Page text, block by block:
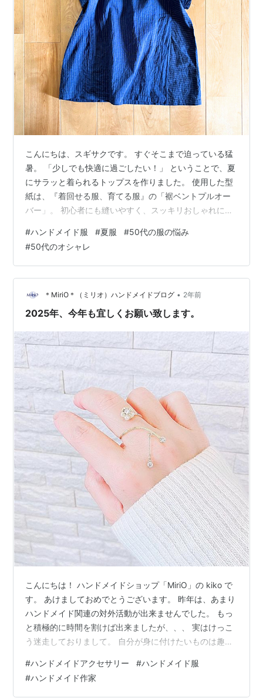
こんにちは、スギサクです。 すぐそこまで迫っている猛
暑。 「少しでも快適に過ごしたい！」 ということで、夏
にサラッと着られるトップスを作りました。 使用した型
紙は、『着回せる服、育てる服』の「裾ベントプルオー
バー」。 初心者にも縫いやすく、スッキリおしゃれに見
ー、実際に作ってみた感想、サイズ感などを詳しく紹介
します！ 作ったのは「裾ベントプルオーバー」 使用書籍
『着回せる服、育てる服』 リンク 型紙名：裾ベントプル
オーバー 難易度：基本的に簡単だけど、裾ベントの図解
が分かりづらい 特 徴：型紙は縫い代付きで写しやすい
40代以降の女性向けに…
#ハンドメイド服 #夏服 #50代の服の悩み
#50代のオシャレ
＊MiriO＊（ミリオ）ハンドメイドブログ • 2年前
2025年、今年も宜しくお願い致します。
こんにちは！ ハンドメイドショップ「MiriO」の kiko で
す。 あけましておめでとうございます。 昨年は、あまり
ハンドメイド関連の対外活動が出来ませんでした。 もっ
と積極的に時間を割けば出来ましたが、、、 実はけっこ
う迷走しておりまして。 自分が身に付けたいものは趣味
子の小学校卒業式＆中学入学式に出席するために作った
ブローチ ↓ ↓ ちょっと面白いリング ↓ ↓ 日暮里繊維街
#ハンドメイドアクセサリー #ハンドメイド服
#ハンドメイド作家